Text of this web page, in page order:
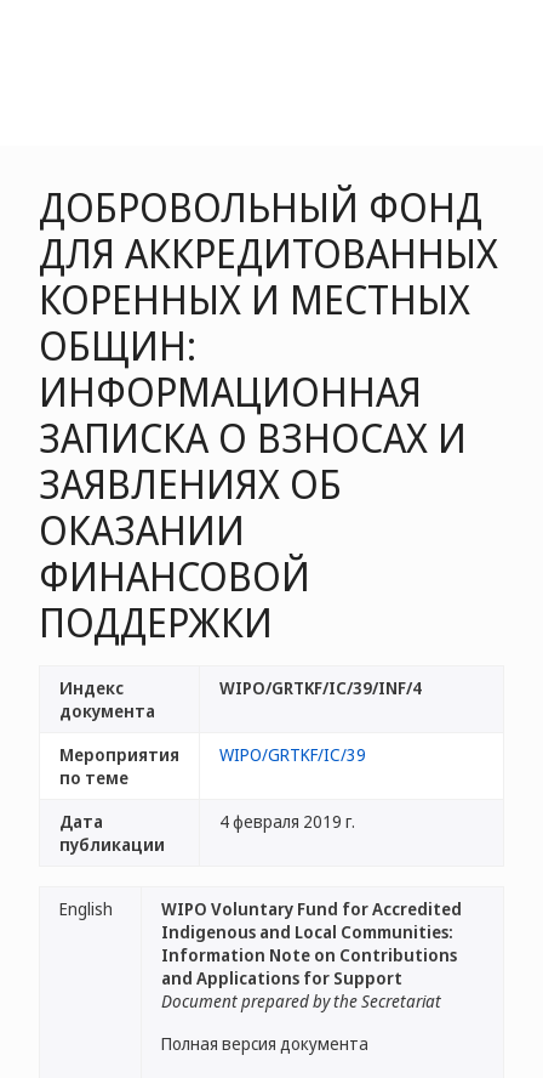
ДОБРОВОЛЬНЫЙ ФОНД
ДЛЯ АККРЕДИТОВАННЫХ
КОРЕННЫХ И МЕСТНЫХ
ОБЩИН:
ИНФОРМАЦИОННАЯ
ЗАПИСКА О ВЗНОСАХ И
ЗАЯВЛЕНИЯХ ОБ
ОКАЗАНИИ
ФИНАНСОВОЙ
ПОДДЕРЖКИ
Индекс
документа
WIPO/GRTKF/IC/39/INF/4
Мероприятия
по теме
WIPO/GRTKF/IC/39
Дата
публикации
4 февраля 2019 г.
English
WIPO Voluntary Fund for Accredited
Indigenous and Local Communities:
Information Note on Contributions
and Applications for Support
Document prepared by the Secretariat
Полная версия документа